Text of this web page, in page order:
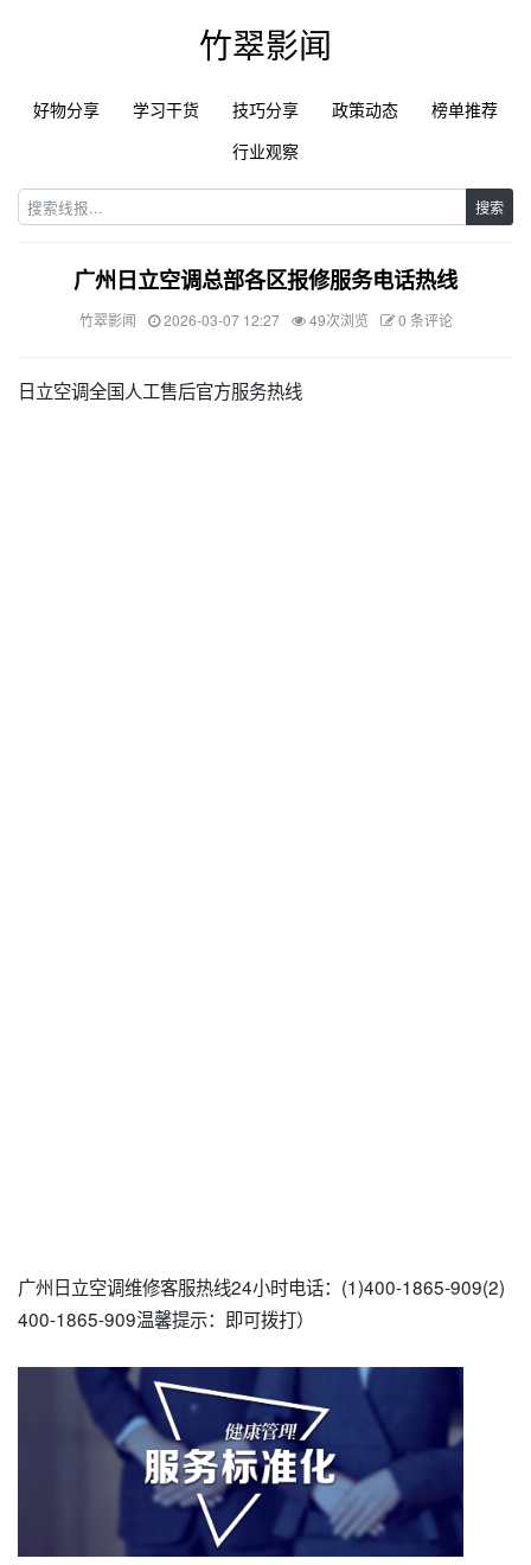
竹翠影闻
好物分享 学习干货 技巧分享 政策动态
榜单推荐
行业观察
搜索
广州日立空调总部各区报修服务电话热线
竹翠影闻 2026-03-07 12:27 49次浏览 0 条评论
日立空调全国人工售后官方服务热线
广州日立空调维修客服热线24小时电话：(1)400-1865-909(2)
400-1865-909温馨提示：即可拨打）